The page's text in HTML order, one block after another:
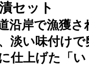
セット
沿岸で漁獲
淡い味付け
仕上げた「